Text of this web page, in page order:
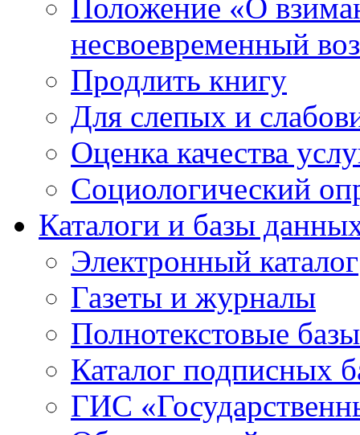
Положение «О
несвоевременный
Продлить книгу
Для слепых и
Оценка качества
Социологический
Каталоги и базы
Электронный каталог
Газеты и журналы
Полнотекстовые базы
Каталог подписных
ГИС